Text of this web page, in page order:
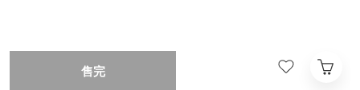
售完